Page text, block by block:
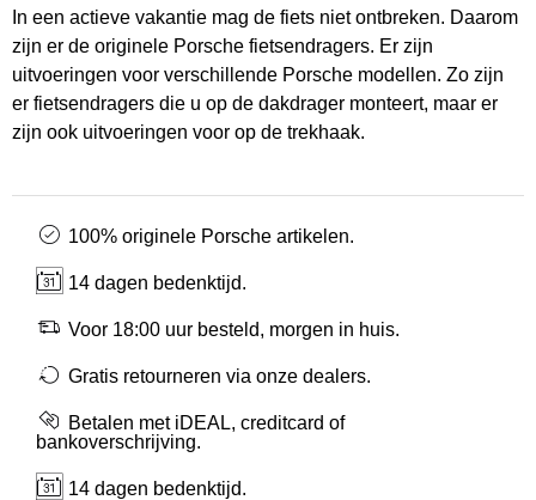
In een actieve vakantie mag de fiets niet ontbreken. Daarom
zijn er de originele Porsche fietsendragers. Er zijn
uitvoeringen voor verschillende Porsche modellen. Zo zijn
er fietsendragers die u op de dakdrager monteert, maar er
zijn ook uitvoeringen voor op de trekhaak.
100% originele Porsche artikelen.
14 dagen bedenktijd.
Voor 18:00 uur besteld, morgen in huis.
Gratis retourneren via onze dealers.
Betalen met iDEAL, creditcard of
bankoverschrijving.
14 dagen bedenktijd.